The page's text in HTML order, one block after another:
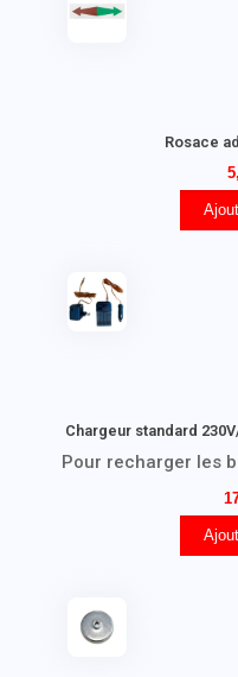
Rosace
Chargeur standard
Pour recharger les